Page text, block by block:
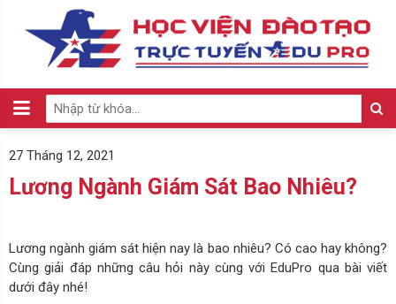
27 Tháng 12, 2021
Lương Ngành Giám Sát Bao Nhiêu?
Lương ngành giám sát hiện nay là bao nhiêu? Có cao hay không?
Cùng giải đáp những câu hỏi này cùng với EduPro qua bài viết
dưới đây nhé!